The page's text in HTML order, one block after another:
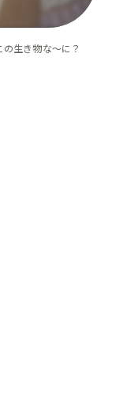
の生き物な〜に？